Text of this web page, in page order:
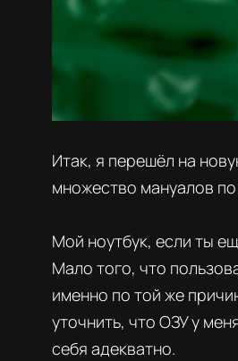
Итак, я перешёл на
множество мануалов
Мой ноутбук, если ты
Мало того, что
именно по той же
уточнить, что ОЗУ у
себя адекватно.